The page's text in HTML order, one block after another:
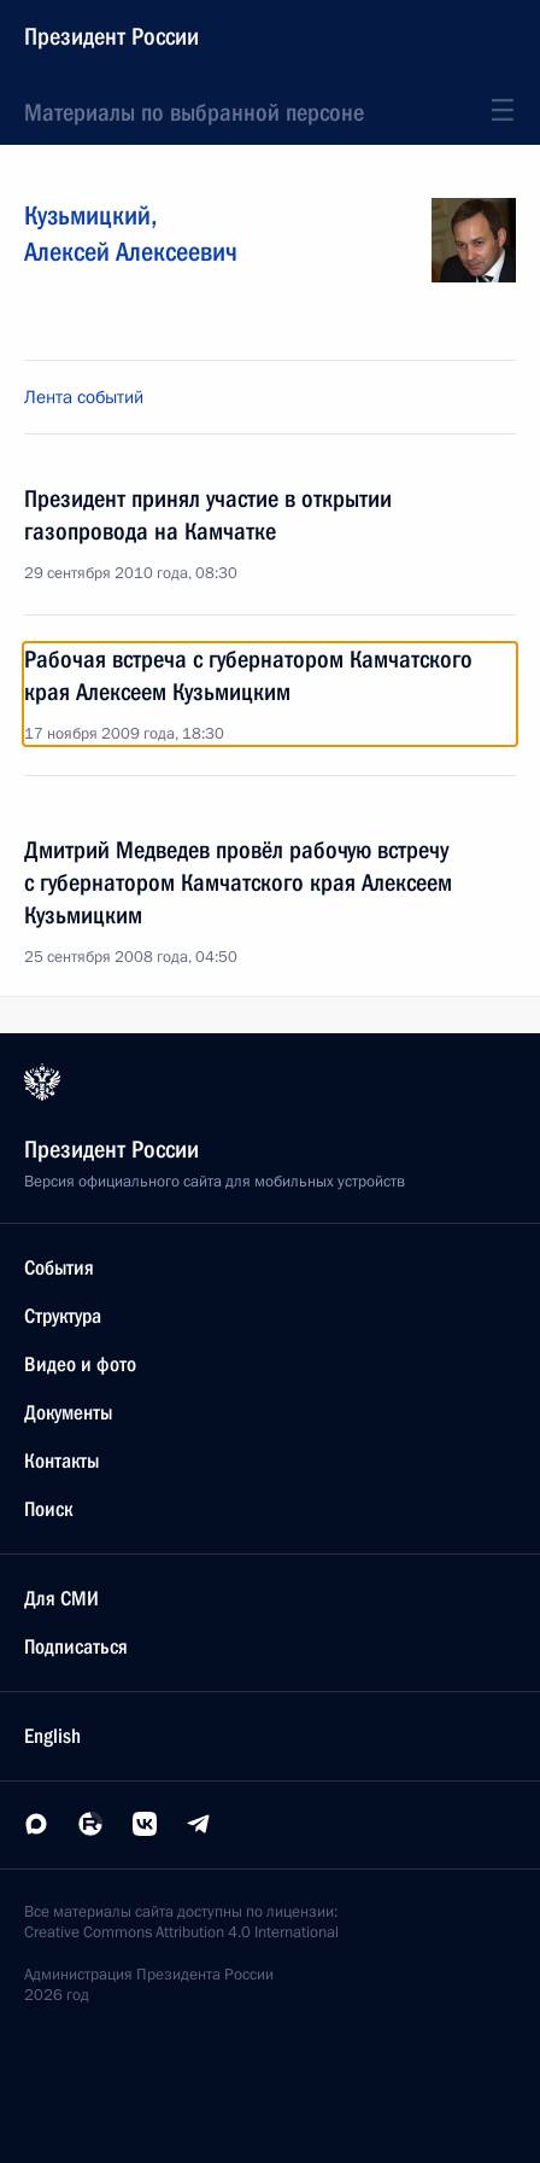
Президент России
Материалы по выбранной персоне
Кузьмицкий,
Алексей Алексеевич
Лента событий
Президент принял участие в открытии
газопровода на Камчатке
29 сентября 2010 года, 08:30
Рабочая встреча с губернатором Камчатского
края Алексеем Кузьмицким
17 ноября 2009 года, 18:30
Дмитрий Медведев провёл рабочую встречу
с губернатором Камчатского края Алексеем
Кузьмицким
25 сентября 2008 года, 04:50
Президент России
Версия официального сайта для мобильных устройств
События
Структура
Видео и фото
Документы
Контакты
Поиск
Для СМИ
Подписаться
English
Все материалы сайта доступны по лицензии:
Creative Commons Attribution 4.0 International
Администрация Президента России
2026 год